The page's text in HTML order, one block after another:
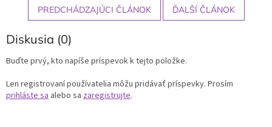
PREDCHÁDZAJÚCI ČLÁNOK ĎALŠÍ ČLÁNOK
Diskusia (0)
Buďte prvý, kto napíše príspevok k tejto položke.
Len registrovaní používatelia môžu pridávať príspevky. Prosím
prihláste sa alebo sa zaregistrujte.